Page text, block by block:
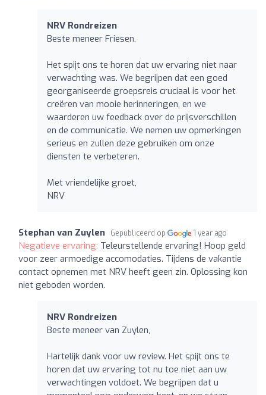
NRV Rondreizen
Beste meneer Friesen,
Het spijt ons te horen dat uw ervaring niet naar
verwachting was. We begrijpen dat een goed
georganiseerde groepsreis cruciaal is voor het
creëren van mooie herinneringen, en we
waarderen uw feedback over de prijsverschillen
en de communicatie. We nemen uw opmerkingen
serieus en zullen deze gebruiken om onze
diensten te verbeteren.
Met vriendelijke groet,
NRV
Stephan van Zuylen Gepubliceerd op 1 year ago
Negatieve ervaring: Teleurstellende ervaring! Hoop geld
voor zeer armoedige accomodaties. Tijdens de vakantie
contact opnemen met NRV heeft geen zin. Oplossing kon
niet geboden worden.
NRV Rondreizen
Beste meneer van Zuylen,
Hartelijk dank voor uw review. Het spijt ons te
horen dat uw ervaring tot nu toe niet aan uw
verwachtingen voldoet. We begrijpen dat u